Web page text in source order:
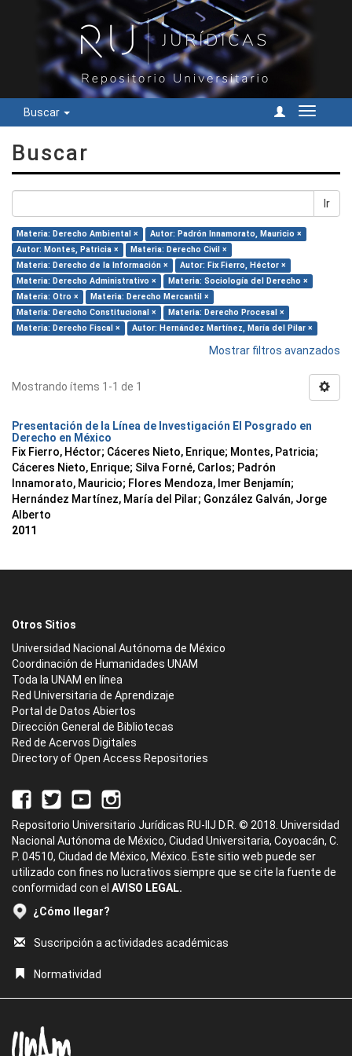
Buscar
Cambiar
Buscar
Ir
Materia: Derecho Ambiental ×
Autor: Padrón Innamorato, Mauricio ×
Autor: Montes, Patricia ×
Materia: Derecho Civil ×
Materia: Derecho de la Información ×
Autor: Fix Fierro, Héctor ×
Materia: Derecho Administrativo ×
Materia: Sociología del Derecho ×
Materia: Otro ×
Materia: Derecho Mercantil ×
Materia: Derecho Constitucional ×
Materia: Derecho Procesal ×
Materia: Derecho Fiscal ×
Autor: Hernández Martínez, María del Pilar ×
Mostrar filtros avanzados
Mostrando ítems 1-1 de 1
Presentación de la Línea de Investigación El Posgrado en
Derecho en México
Fix Fierro, Héctor; Cáceres Nieto, Enrique; Montes, Patricia;
Cáceres Nieto, Enrique; Silva Forné, Carlos; Padrón
Innamorato, Mauricio; Flores Mendoza, Imer Benjamín;
Hernández Martínez, María del Pilar; González Galván, Jorge
Alberto
2011
Otros Sitios
Universidad Nacional Autónoma de México
Coordinación de Humanidades UNAM
Toda la UNAM en línea
Red Universitaria de Aprendizaje
Portal de Datos Abiertos
Dirección General de Bibliotecas
Red de Acervos Digitales
Directory of Open Access Repositories
Repositorio Universitario Jurídicas RU-IIJ D.R. © 2018. Universidad
Nacional Autónoma de México, Ciudad Universitaria, Coyoacán, C.
P. 04510, Ciudad de México, México. Este sitio web puede ser
utilizado con fines no lucrativos siempre que se cite la fuente de
conformidad con el AVISO LEGAL.
¿Cómo llegar?
Suscripción a actividades académicas
Normatividad